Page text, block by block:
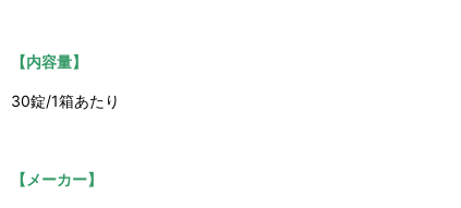
【内容量】
30錠/1箱あたり
【メーカー】